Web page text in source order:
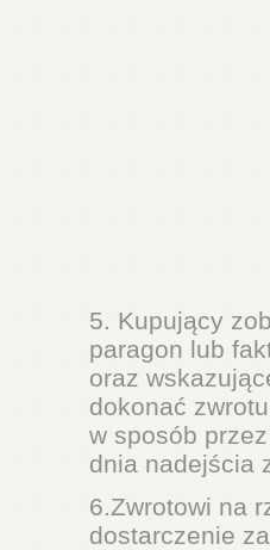
5. Kupujący
paragon lub
oraz
dokonać
w sposób
dnia nadejścia
6.Zwrotowi na
dostarczenie